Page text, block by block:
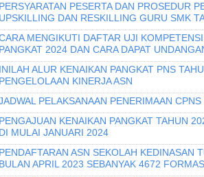
PERSYARATAN PESERTA DAN PROSEDUR
UPSKILLING DAN RESKILLING GURU SMK
MENGIKUTI DAFTAR UJI
PANGKAT 2024 DAN CARA DAPAT
INILAH ALUR KENAIKAN PANGKAT PNS
PENGELOLAAN KINERJA ASN
PELAKSANAAN PENERIMAAN
PENGAJUAN KENAIKAN PANGKAT TAHUN
DI MULAI JANUARI 2024
PENDAFTARAN ASN SEKOLAH KEDINASAN
BULAN APRIL 2023 SEBANYAK 4672